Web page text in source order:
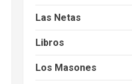
Las Netas
Libros
Los Masones